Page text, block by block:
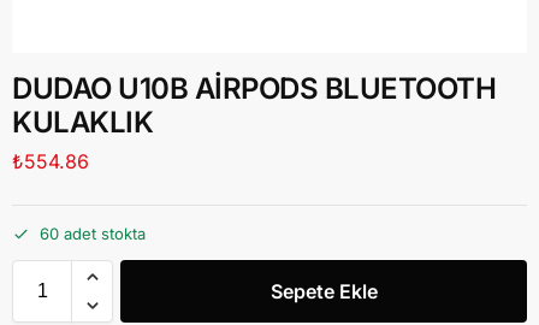
DUDAO U10B AİRPODS BLUETOOTH
KULAKLIK
₺554.86
60 adet stokta
Sepete Ekle